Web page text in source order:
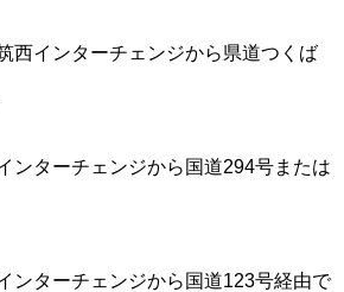
西インターチェンジから県道つくば
ンターチェンジから国道294号または
ンターチェンジから国道123号経由で